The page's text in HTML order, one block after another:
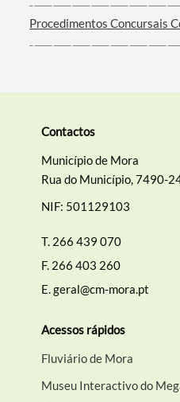
Procedimentos Concursais
Contactos
Município de Mora
Rua do Município, 7490-
NIF: 501129103
T. 266 439 070
F. 266 403 260
E.geral@cm-mora.pt
Acessos rápidos
Fluviário de Mora
Museu Interactivo do